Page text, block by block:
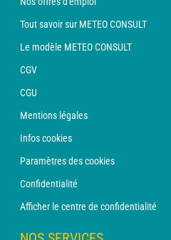
Tout savoir sur METEO CONSULT
Le modèle METEO CONSULT
CGV
CGU
Mentions légales
Infos cookies
Paramètres des cookies
Confidentialité
Afficher le centre de confidentialité